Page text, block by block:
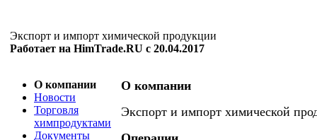
Экспорт и импорт химической продукции
Работает на HimTrade.RU с 20.04.2017
О компании
Новости
Торговля
химпродуктами
Документы
О компании
Экспорт и импорт химической